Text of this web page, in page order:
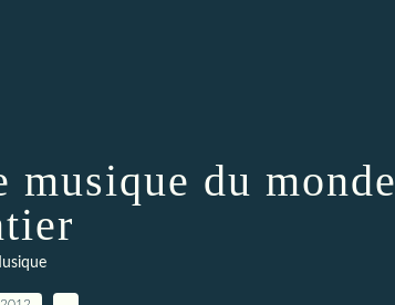
musique du monde